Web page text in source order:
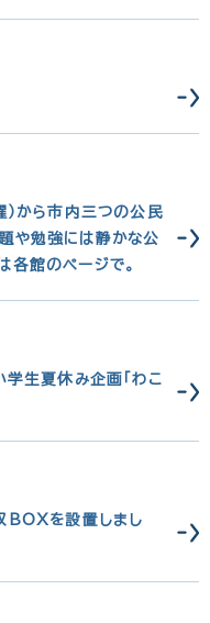
）から市内三つの公民
や勉強には静かな公
各館のページで。
学生夏休み企画「わこ
BOXを設置しまし